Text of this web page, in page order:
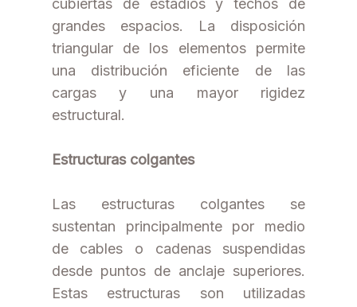
cubiertas de estadios y techos de
grandes espacios. La disposición
triangular de los elementos permite
una distribución eficiente de las
cargas y una mayor rigidez
estructural.
Estructuras colgantes
Las estructuras colgantes se
sustentan principalmente por medio
de cables o cadenas suspendidas
desde puntos de anclaje superiores.
Estas estructuras son utilizadas